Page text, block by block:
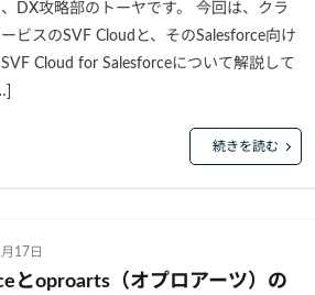
DX攻略部のトーヤです。 今回は、クラ
ビスのSVF Cloudと、そのSalesforce向け
Cloud for Salesforceについて解説して
続きを読む
17日
とoproarts（オプロアーツ）の